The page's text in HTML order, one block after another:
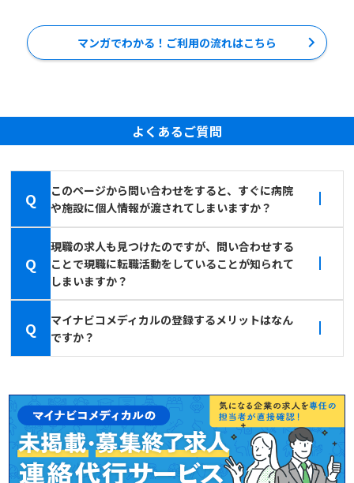
マンガでわかる！ご利用の流れはこちら
よくあるご質問
Q
このページから問い合わせをすると、すぐに病院
や施設に個人情報が渡されてしまいますか？
Q
現職の求人も見つけたのですが、問い合わせする
ことで現職に転職活動をしていることが知られて
しまいますか？
Q
マイナビコメディカルの登録するメリットはなん
ですか？